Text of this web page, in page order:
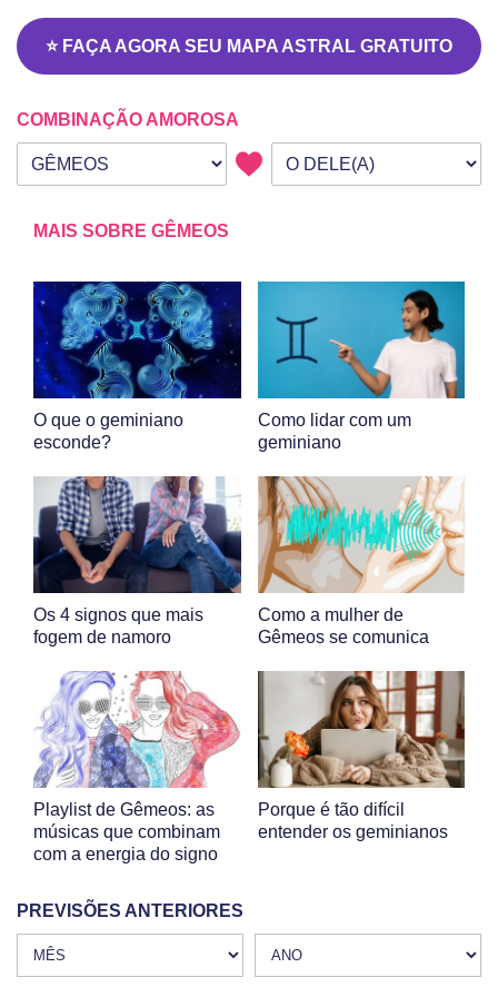
⭐ FAÇA AGORA SEU MAPA ASTRAL GRATUITO
COMBINAÇÃO AMOROSA
Seu signo
Signo da outra pessoa
MAIS SOBRE GÊMEOS
O que o geminiano
esconde?
Como lidar com um
geminiano
Os 4 signos que mais
fogem de namoro
Como a mulher de
Gêmeos se comunica
Playlist de Gêmeos: as
músicas que combinam
com a energia do signo
Porque é tão difícil
entender os geminianos
PREVISÕES ANTERIORES